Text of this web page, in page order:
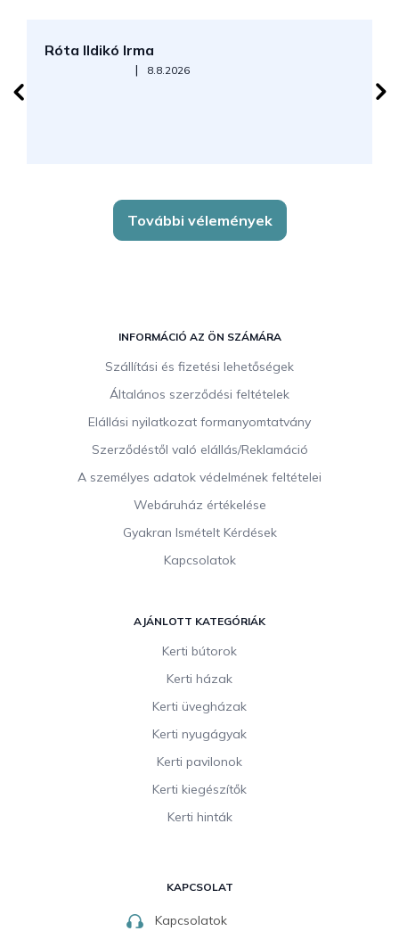
Róta Ildikó Irma
Az áruház értékelése 5-ből 5 csillag.
| 8.8.2026
További vélemények
INFORMÁCIÓ AZ ÖN SZÁMÁRA
Szállítási és fizetési lehetőségek
Általános szerződési feltételek
Elállási nyilatkozat formanyomtatvány
Szerződéstől való elállás/Reklamáció
A személyes adatok védelmének feltételei
Webáruház értékelése
Gyakran Ismételt Kérdések
Kapcsolatok
AJÁNLOTT KATEGÓRIÁK
Kerti bútorok
Kerti házak
Kerti üvegházak
Kerti nyugágyak
Kerti pavilonok
Kerti kiegészítők
Kerti hinták
KAPCSOLAT
Kapcsolatok